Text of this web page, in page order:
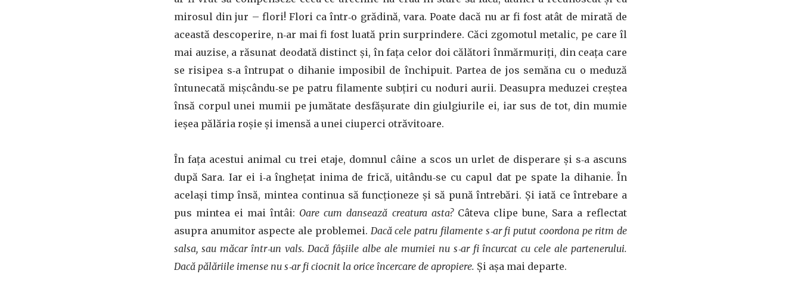
mirosul din jur – flori! Flori ca într‑o grădină, vara. Poate dacă nu ar fi fost atât de mirată de
această descoperire, n‑ar mai fi fost luată prin surprindere. Căci zgomotul metalic, pe care îl
mai auzise, a răsunat deodată distinct și, în faţa celor doi călători înmărmuriţi, din ceaţa care
se risipea s‑a întrupat o dihanie imposibil de închipuit. Partea de jos semăna cu o meduză
întunecată mișcându‑se pe patru filamente subţiri cu noduri aurii. Deasupra meduzei creștea
însă corpul unei mumii pe jumătate desfășurate din giulgiurile ei, iar sus de tot, din mumie
ieșea pălăria roșie și imensă a unei ciuperci otrăvitoare.
În faţa acestui animal cu trei etaje, domnul câine a scos un urlet de disperare și s‑a ascuns
după Sara. Iar ei i‑a îngheţat inima de frică, uitându‑se cu capul dat pe spate la dihanie. În
același timp însă, mintea continua să funcţioneze și să pună întrebări. Și iată ce întrebare a
pus mintea ei mai întâi: Oare cum dansează creatura asta? Câteva clipe bune, Sara a reflectat
asupra anumitor aspecte ale problemei. Dacă cele patru filamente s‑ar fi putut coordona pe ritm de
salsa, sau măcar într‑un vals. Dacă fâșiile albe ale mumiei nu s‑ar fi încurcat cu cele ale partenerului.
Dacă pălăriile imense nu s‑ar fi ciocnit la orice încercare de apropiere. Și așa mai departe.